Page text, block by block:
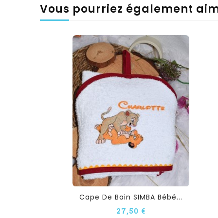
Vous pourriez également
Cape De Bain SIMBA Bébé...
27,50 €